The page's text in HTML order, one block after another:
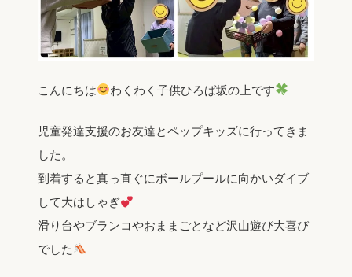
こんにちは わくわく子供ひろば坂の上です
児童発達支援のお友達とペップキッズに行ってきま
した。
到着すると真っ直ぐにボールプールに向かいダイブ
して大はしゃぎ
滑り台やブランコやおままごとなど沢山遊び大喜び
でした